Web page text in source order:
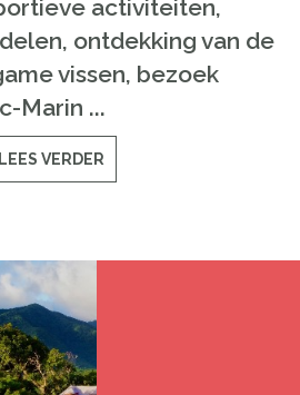
activiteiten,
ontdekking van de
vissen, bezoek
Marin ...
LEES VERDER